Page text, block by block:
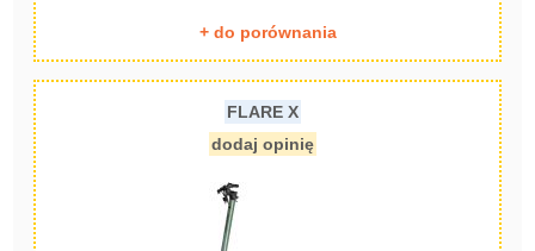
+ do porównania
FLARE X
dodaj opinię